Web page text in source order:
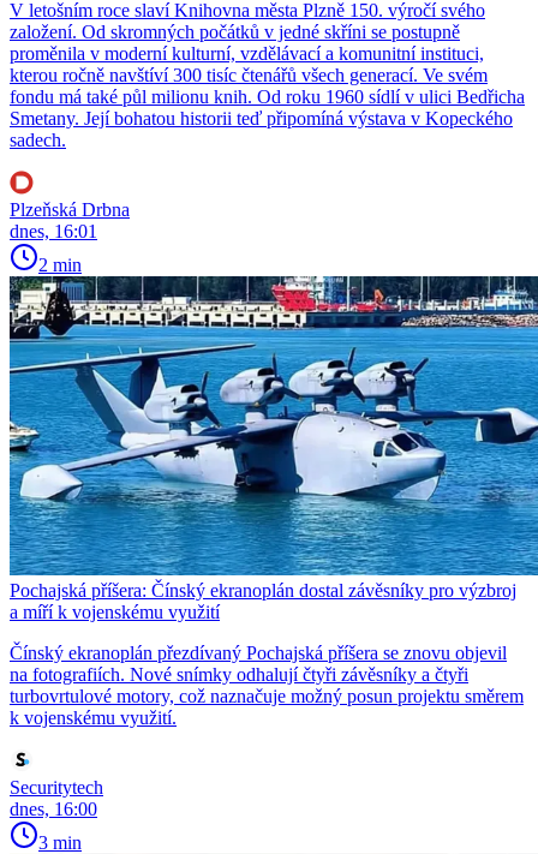
V letošním roce slaví Knihovna města Plzně 150. výročí svého
založení. Od skromných počátků v jedné skříni se postupně
proměnila v moderní kulturní, vzdělávací a komunitní instituci,
kterou ročně navštíví 300 tisíc čtenářů všech generací. Ve svém
fondu má také půl milionu knih. Od roku 1960 sídlí v ulici Bedřicha
Smetany. Její bohatou historii teď připomíná výstava v Kopeckého
sadech.
Plzeňská Drbna
dnes, 16:01
2 min
Pochajská příšera: Čínský ekranoplán dostal závěsníky pro výzbroj
a míří k vojenskému využití
Čínský ekranoplán přezdívaný Pochajská příšera se znovu objevil
na fotografiích. Nové snímky odhalují čtyři závěsníky a čtyři
turbovrtulové motory, což naznačuje možný posun projektu směrem
k vojenskému využití.
Securitytech
dnes, 16:00
3 min